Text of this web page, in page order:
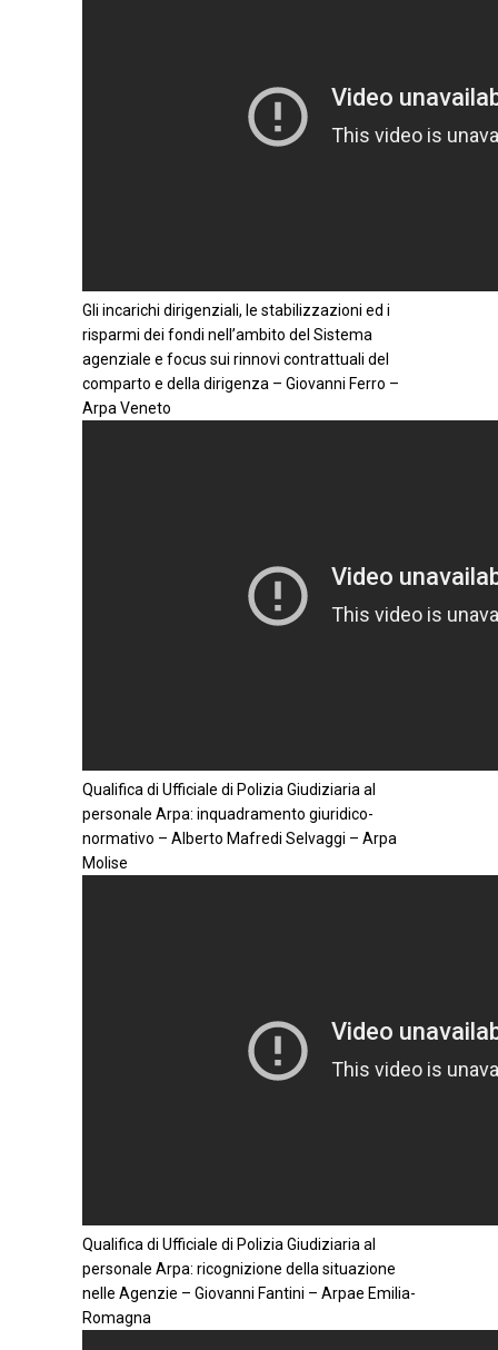
Gli incarichi dirigenziali, le stabilizzazioni ed i
risparmi dei fondi nell’ambito del Sistema
agenziale e focus sui rinnovi contrattuali del
comparto e della dirigenza – Giovanni Ferro –
Arpa Veneto
Qualifica di Ufficiale di Polizia Giudiziaria al
personale Arpa: inquadramento giuridico-
normativo – Alberto Mafredi Selvaggi – Arpa
Molise
Qualifica di Ufficiale di Polizia Giudiziaria al
personale Arpa: ricognizione della situazione
nelle Agenzie – Giovanni Fantini – Arpae Emilia-
Romagna